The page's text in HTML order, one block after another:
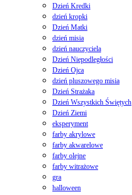
Dzień Kredki
dzień kropki
Dzień Matki
dzień misia
dzień nauczyciela
Dzień Niepodległości
Dzień Ojca
dzień pluszowego misia
Dzień Strażaka
Dzień Wszystkich Świętych
Dzień Ziemi
eksperyment
farby akrylowe
farby akwarelowe
farby olejne
farby witrażowe
gra
halloween